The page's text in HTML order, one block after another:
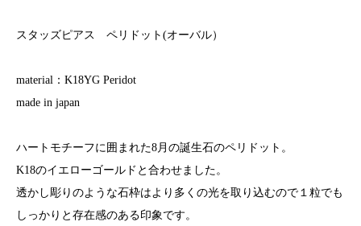
スタッズピアス ペリドット(オーバル）
material：K18YG Peridot
made in japan
ハートモチーフに囲まれた8月の誕生石のペリドット。
K18のイエローゴールドと合わせました。
透かし彫りのような石枠はより多くの光を取り込むので１粒でも
しっかりと存在感のある印象です。